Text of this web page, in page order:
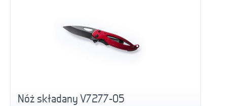
Nóż składany V7277-05